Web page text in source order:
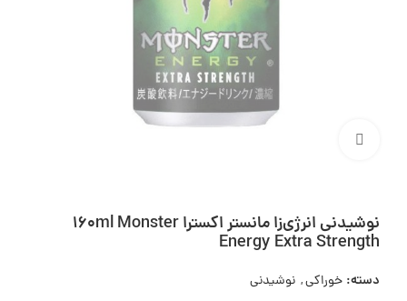
نوشیدنی انرژی‌زا مانستر اکسترا 160ml Monster
Energy Extra Strength
دسته: خوراکی, نوشیدنی